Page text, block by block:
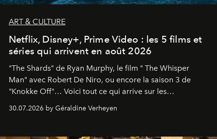
ART & CULTURE
Netflix, Disney+, Prime Video : les 5 films et
séries qui arrivent en août 2026
"The Shards" de Ryan Murphy, le film " The Whisper
Man" avec Robert De Niro, ou encore la saison 3 de
"Knokke Off"… Voici tout ce qui arrive sur les
plateformes de streaming en août 2026.
30.07.2026 by Géraldine Verheyen